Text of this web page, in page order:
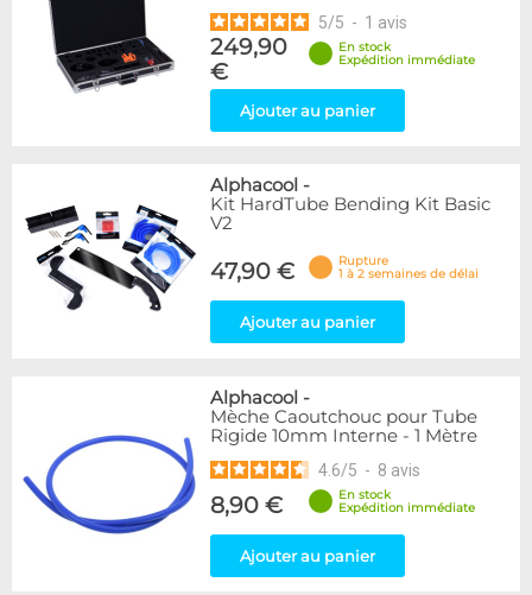
5/5 - 1 avis
249,90
€
En stock
Expédition immédiate
Ajouter au panier
Alphacool -
Kit HardTube Bending Kit Basic
V2
47,90 €
Rupture
1 à 2 semaines de délai
Ajouter au panier
Alphacool -
Mèche Caoutchouc pour Tube
Rigide 10mm Interne - 1 Mètre
4.6/5 - 8 avis
8,90 €
En stock
Expédition immédiate
Ajouter au panier